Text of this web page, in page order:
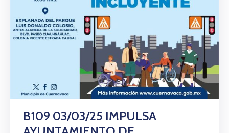
B109 03/03/25 IMPULSA